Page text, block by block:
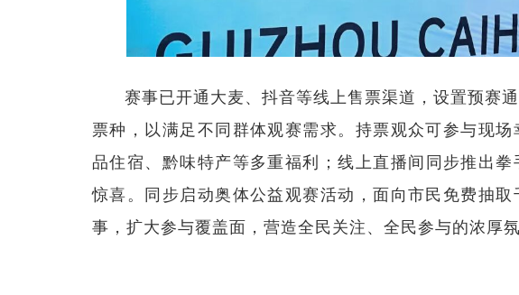
赛事已开通大麦、抖音等线上售票渠道，设置预赛
票种，以满足不同群体观赛需求。持票观众可参与现
品住宿、黔味特产等多重福利；线上直播间同步推出
惊喜。同步启动奥体公益观赛活动，面向市民免费抽
事，扩大参与覆盖面，营造全民关注、全民参与的浓厚氛